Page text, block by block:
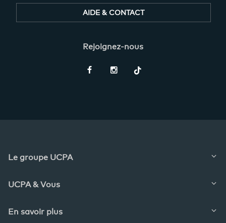
AIDE & CONTACT
Rejoignez-nous
Le groupe UCPA
UCPA & Vous
En savoir plus